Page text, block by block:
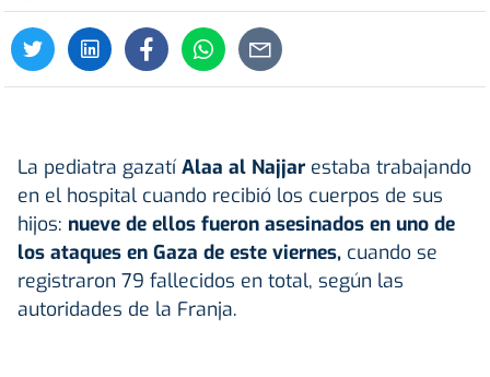
La pediatra gazatíAlaa al Najjar estaba trabajando
en el hospital cuando recibió los cuerpos de sus
hijos: nueve de ellos fueron asesinados en uno de
los ataques en Gaza de este viernes, cuando se
registraron 79 fallecidos en total, según las
autoridades de la Franja.